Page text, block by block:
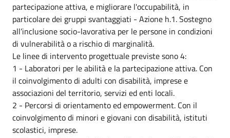
partecipazione attiva, e migliorare l'occupabilità, in
particolare dei gruppi svantaggiati - Azione h.1. Sostegno
all’inclusione socio-lavorativa per le persone in condizioni
di vulnerabilità o a rischio di marginalità.
Le linee di intervento progettuale previste sono 4:
1 - Laboratori per le abilità e la partecipazione attiva. Con
il coinvolgimento di adulti con disabilità, imprese e
associazioni del territorio, servizi ed enti locali.
2 - Percorsi di orientamento ed empowerment. Con il
coinvolgimento di minori e giovani con disabilità, istituti
scolastici, imprese.